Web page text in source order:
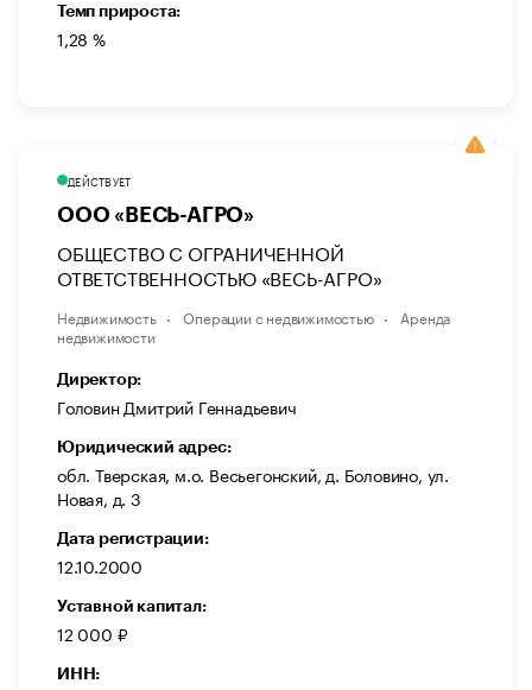
Темп прироста:
1,28 %
ДЕЙСТВУЕТ
ООО «ВЕСЬ-АГРО»
ОБЩЕСТВО С ОГРАНИЧЕННОЙ
ОТВЕТСТВЕННОСТЬЮ «ВЕСЬ-АГРО»
Недвижимость Операции с недвижимостью
Аренда
недвижимости
Директор:
Головин Дмитрий Геннадьевич
Юридический адрес:
обл. Тверская, м.о. Весьегонский, д. Боловино, ул.
Новая, д. 3
Дата регистрации:
12.10.2000
Уставной капитал:
12 000 ₽
ИНН: